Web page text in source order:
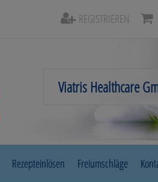
REGISTRIEREN
Rezepteinlösen Freiumschläge